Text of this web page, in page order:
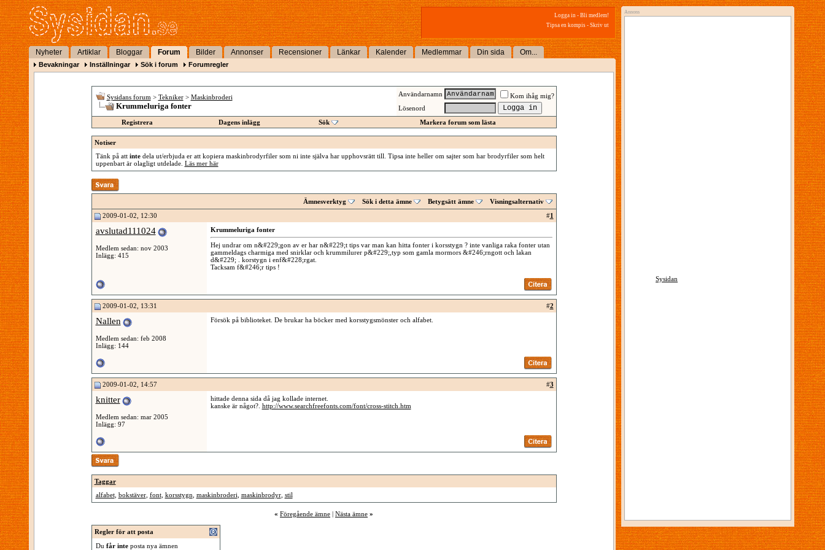
Logga in - Bli medlem!
Tipsa en kompis - Skriv ut
Nyheter Artiklar Bloggar Forum Bilder Annonser Recensioner Länkar Kalender Medlemmar Din sida Om...
Bevakningar Inställningar Sök i forum Forumregler
Sysidans forum > Tekniker > Maskinbroderi
Krummeluriga fonter
Användarnamn
Kom ihåg mig?
Lösenord
Registrera
Dagens inlägg Sök Markera forum som lästa
Notiser
Tänk på att intedela ut/erbjuda er att kopiera maskinbrodyrfiler som ni inte själva har upphovsrätt till. Tipsa inte heller om sajter som har brodyrfiler som helt
uppenbart är olagligt utdelade. Läs mer här
Ämnesverktyg Sök i detta ämne Betygsätt ämne
Visningsalternativ
2009-01-02, 12:30
#1
avslutad111024
Medlem sedan: nov 2003
Inlägg: 415
Krummeluriga fonter
Hej undrar om n&#229;gon av er har n&#229;t tips var man kan hitta fonter i korsstygn ? inte vanliga raka fonter utan
gammeldags charmiga med snirklar och krummilurer p&#229;,typ som gamla mormors &#246;rngott och lakan
d&#229; . korstygn i enf&#228;rgat.
Tacksam f&#246;r tips !
2009-01-02, 13:31 #2
Nallen
Medlem sedan: feb 2008
Inlägg: 144
Försök på biblioteket. De brukar ha böcker med korsstygsmönster och alfabet.
2009-01-02, 14:57 #3
knitter
Medlem sedan: mar 2005
Inlägg: 97
hittade denna sida då jag kollade internet.
kanske är något?. http://www.searchfreefonts.com/font/cross-stitch.htm
Taggar
alfabet, bokstäver, font, korsstygn maskinbroderi maskinbrodyr, stil
« Föregående ämne | Nästa ämne »
Regler för att posta
Du får inteposta nya ämnen
Annons
Sysidan